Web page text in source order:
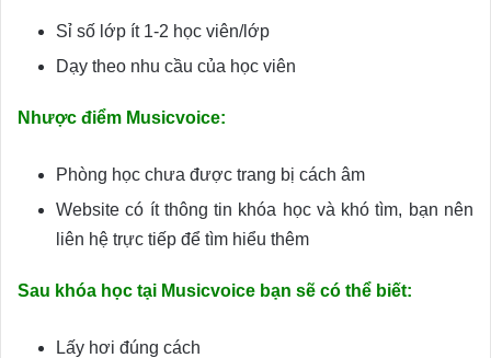
Sỉ số lớp ít 1-2 học viên/lớp
Dạy theo nhu cầu của học viên
Nhược điểm Musicvoice:
Phòng học chưa được trang bị cách âm
Website có ít thông tin khóa học và khó tìm, bạn nên
liên hệ trực tiếp để tìm hiểu thêm
Sau khóa học tại Musicvoice bạn sẽ có thể biết:
Lấy hơi đúng cách